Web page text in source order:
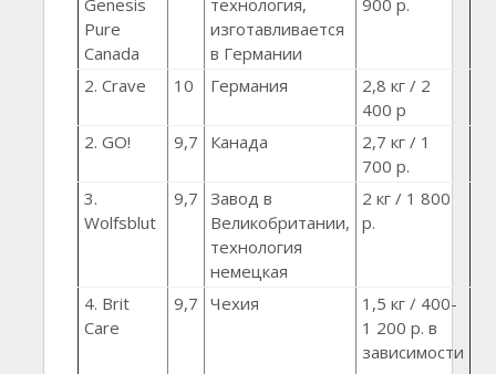
Pure
Canada
изготавливается
в Германии
2. Crave 10 Германия
2,8 кг / 2
400 р
2. GO!
9,7 Канада
2,7 кг / 1
700 р.
3.
Wolfsblut
9,7 Завод в
Великобритании,
технология
немецкая
2 кг / 1 800
р.
4. Brit
Care
9,7 Чехия
1,5 кг / 400-
1 200 р. в
зависимости